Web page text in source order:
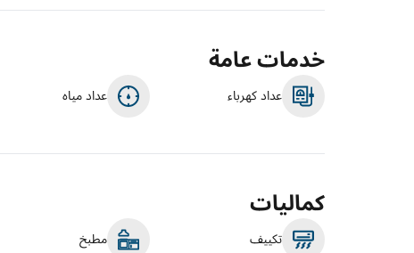
خدمات عامة
عداد كهرباء عداد مياه
كماليات
تكييف مطبخ